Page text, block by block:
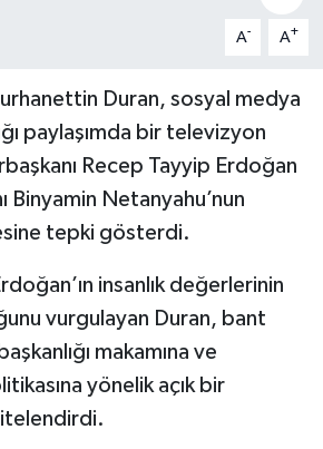
A- A+
Duran, sosyal medya
paylaşımda bir televizyon
Recep Tayyip Erdoğan
Binyamin Netanyahu’nun
tepki gösterdi.
insanlık değerlerinin
vurgulayan Duran, bant
makamına ve
yönelik açık bir